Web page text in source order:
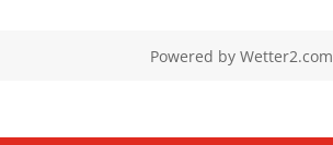
Powered by Wetter2.com